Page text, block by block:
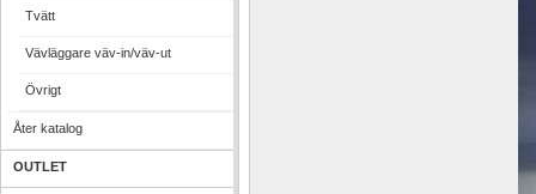
Tvätt
Vävläggare väv-in/väv-ut
Övrigt
Åter katalog
OUTLET